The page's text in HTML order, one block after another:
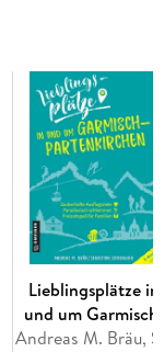
Lieblingsplätze in
und um Garmisch-
Partenkirchen